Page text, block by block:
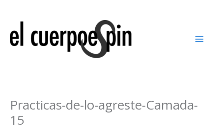
contenido
Practicas-de-lo-agreste-Camada-
15